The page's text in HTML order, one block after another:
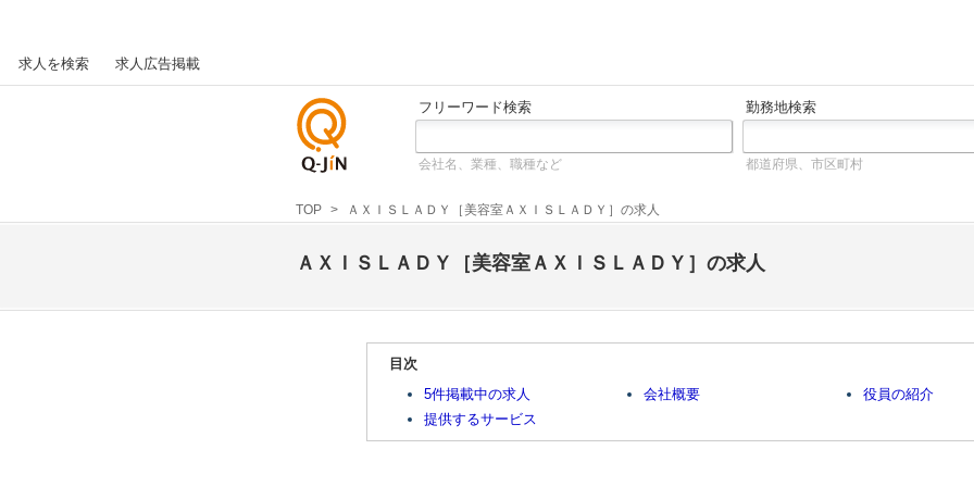
求人を検索 求人広告掲載
しの求
人サイ
フリーワード検索 勤務地検索
会社名、業種、職種など 都道府県、市区町村
TOP ＡＸＩＳＬＡＤＹ［美容室ＡＸＩＳＬＡＤＹ］の求人
ＡＸＩＳＬＡＤＹ［美容室ＡＸＩＳＬＡＤＹ］の求人
目次
5件掲載中の求人
会社概要
役員の紹介
提供するサービス